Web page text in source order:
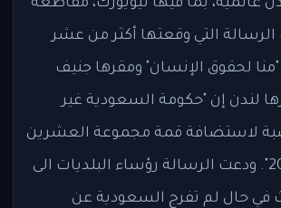
عالمية، بما فيها نيويورك، مقاطعة
الرسالة التي وقعتها أكثر من عشر
لحقوق الإنسان" ومقرها جنيف
لندن إن "حكومة السعودية غير
لاستضافة قمة مجموعة العشرين
ومؤتمر أوربان 20". ودعت الرسالة رؤساء البلديات الى
في حال لم تفرج السعودية عن